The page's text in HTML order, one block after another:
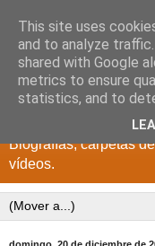
DISCOS
CANTANTES Y
Biografías, carpetas
vídeos.
This site uses
and to analyze
shared with Google
metrics to ensure
statistics, and to